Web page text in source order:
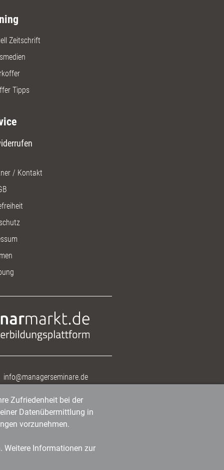
Zeitschrift
Tipps
/ Kontakt
info@managerseminare.de
Zufriedenheit bei der
Datenübermittlung in
vorzunehmen.
Weitere Informationen zur